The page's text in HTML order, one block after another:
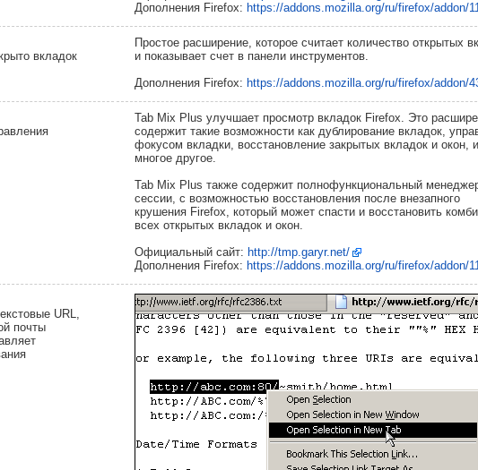
Дополнения Firefox: https://addons.mozilla.org/ru/firefox/addon/
вкладок
Простое расширение, которое считает количество открытых
и показывает счет в панели инструментов.
Дополнения Firefox: https://addons.mozilla.org/ru/firefox/addon/
Tab Mix Plus улучшает просмотр вкладок Firefox. Это
содержит такие возможности как дублирование вкладок,
фокусом вкладки, восстановление закрытых вкладок и окон, и
многое другое.
Tab Mix Plus также содержит полнофункциональный
сессии, с возможностью восстановления после внезапного
крушения Firefox, который может спасти и восстановить
всех открытых вкладок и окон.
Официальный сайт: http://tmp.garyr.net/
Дополнения Firefox: https://addons.mozilla.org/ru/firefox/addon/
URL,
почты